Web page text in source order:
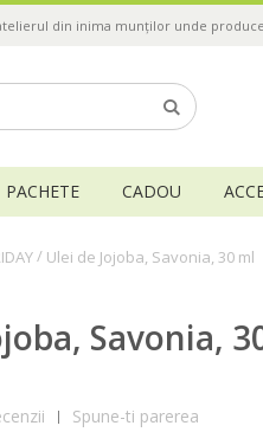
din inima munților unde
PACHETE CADOU
/ Ulei de Jojoba, Savonia, 30 ml
Savonia,
|
Spune-ti parerea